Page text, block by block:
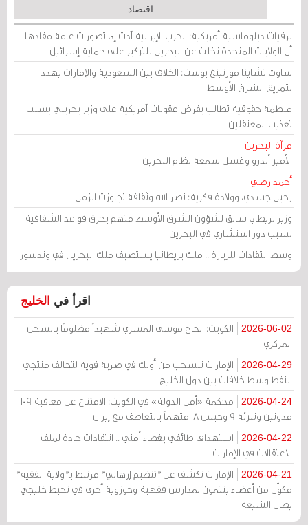
اقتصاد
برقيات دبلوماسية أمريكية: الحرب الإيرانية أدت إلى تصورات عامة مفادها
أن الولايات المتحدة تخلت عن البحرين للتركيز على حماية إسرائيل
ساوث تشاينا مورنينغ بوست: الخلاف بين السعودية والإمارات يهدد
بتمزيق الشرق الأوسط
منظمة حقوقية تطالب بفرض عقوبات أمريكية على وزير بحريني بسبب
تعذيب المعتقلين
مرآة البحرين
الأمير أندرو وغسل سمعة نظام البحرين
أحمد رضي
رحيل جسدي، وولادة فكرية: نصر الله وثقافة تجاوزت الزمن
وزير بريطاني سابق لشؤون الشرق الأوسط متهم بخرق قواعد الشفافية
بسبب دور استشاري في البحرين
وسط انتقادات للزيارة .. ملك بريطانيا يستضيف ملك البحرين في وندسور
اقرأ في الخليج
2026-06-02
الكويت: الحاج موسى المسري شهيداً مظلومًا بالسجن
المركزي
2026-04-29
الإمارات تنسحب من أوبك في ضربة قوية لتحالف منتجي
النفط وسط خلافات بين دول الخليج
2026-04-24
محكمة «أمن الدولة» في الكويت: الامتناع عن معاقبة 109
مدونين وتبرئة 9 وحبس 18 متهماً بالتعاطف مع إيران
2026-04-22
استهداف طائفي بغطاء أمني .. انتقادات حادة لملف
الاعتقالات في الإمارات
2026-04-21
الإمارات تكشف عن "تنظيم إرهابي" مرتبط بـ"ولاية الفقيه"
مكوّن من أعضاء ينتمون لمدارس فقهية وحوزوية أخرى في تخبط خليجي
يطال الشيعة